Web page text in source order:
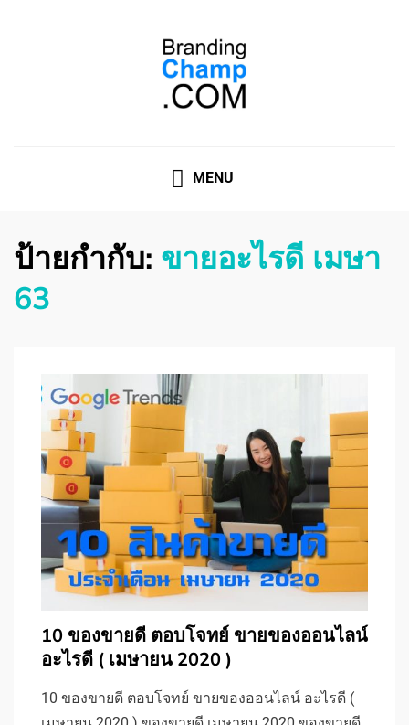
MENU
ป้ายกำกับ: ขายอะไรดี เมษา
63
10 ของขายดี ตอบโจทย์ ขายของออนไลน์
อะไรดี ( เมษายน 2020 )
10 ของขายดี ตอบโจทย์ ขายของออนไลน์ อะไรดี (